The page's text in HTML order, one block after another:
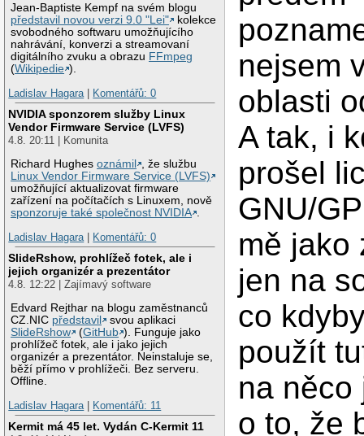
Jean-Baptiste Kempf na svém blogu
představil novou verzi 9.0 "Lei"
kolekce
svobodného softwaru umožňujícího
nahrávání, konverzi a streamovaní
digitálního zvuku a obrazu FFmpeg
(Wikipedie ).
Ladislav Hagara
Komentářů: 0
NVIDIA sponzorem služby Linux
Vendor Firmware Service (LVFS)
4.8. 20:11 | Komunita
Richard Hughesoznámil
, že službu
Linux Vendor Firmware Service (LVFS)
umožňující aktualizovat firmware
zařízení na počítačích s Linuxem, nově
sponzoruje také společnost NVIDIA .
Ladislav Hagara | Komentářů: 0
SlideRshow, prohlížeč fotek, ale i
jejich organizér a prezentátor
4.8. 12:22 | Zajímavý software
Edvard Rejthar na blogu zaměstnanců
CZ.NIC představil
svou aplikaci
SlideRshow
(GitHub ). Funguje jako
prohlížeč fotek, ale i jako jejich
organizér a prezentátor. Neinstaluje se,
běží přímo v prohlížeči. Bez serveru.
Offline.
Ladislav Hagara | Komentářů: 11
Kermit má 45 let. Vydán C-Kermit 11
nejsem
oblasti
A tak, i
prošel
GNU/
mě jako
jen na
co
použít
na něco
o to, že